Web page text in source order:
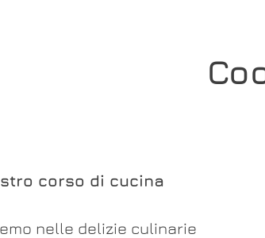
corso di cucina
nelle delizie culinarie